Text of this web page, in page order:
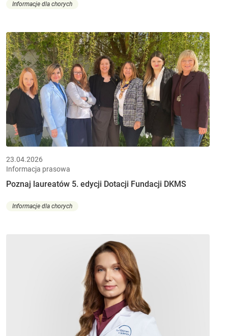
Informacje dla chorych
23.04.2026
Informacja prasowa
Poznaj laureatów 5. edycji Dotacji Fundacji DKMS
Informacje dla chorych